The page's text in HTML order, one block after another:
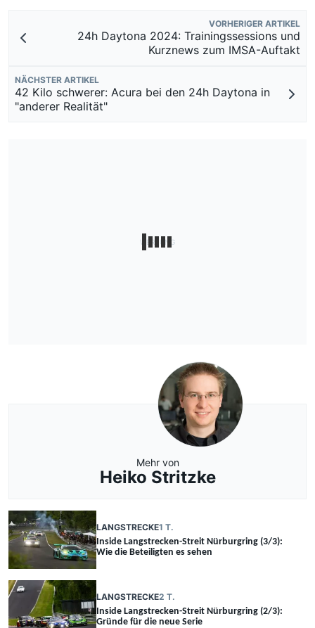
VORHERIGER ARTIKEL
24h Daytona 2024: Trainingssessions und
Kurznews zum IMSA-Auftakt
NÄCHSTER ARTIKEL
42 Kilo schwerer: Acura bei den 24h Daytona in
"anderer Realität"
Mehr von
Heiko Stritzke
LANGSTRECKE1 T.
Inside Langstrecken-Streit Nürburgring (3/3):
Wie die Beteiligten es sehen
LANGSTRECKE2 T.
Inside Langstrecken-Streit Nürburgring (2/3):
Gründe für die neue Serie